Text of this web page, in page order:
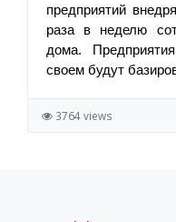
предприятий
раза в неделю
дома.
своем будут
3764 views